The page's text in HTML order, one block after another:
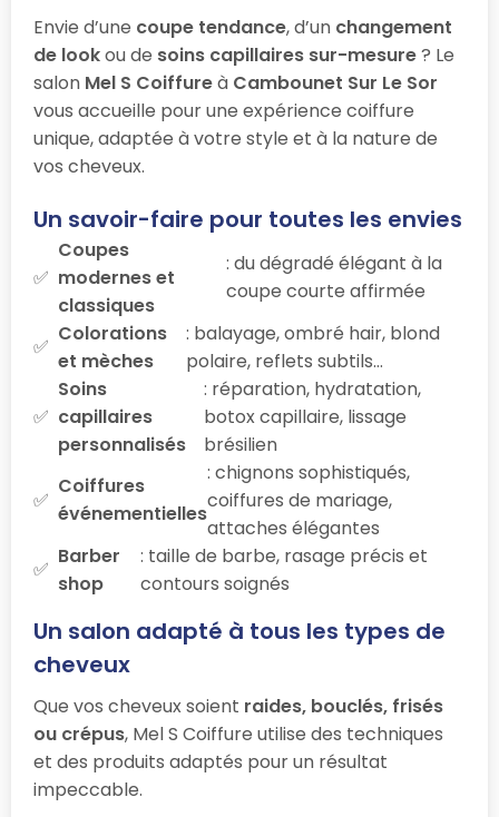
Envie d’une coupe tendance, d’un changement
de lookou de soins capillaires sur-mesure? Le
salon Mel S Coiffureà Cambounet Sur Le Sor
vous accueille pour une expérience coiffure
unique, adaptée à votre style et à la nature de
vos cheveux.
Un savoir-faire pour toutes les envies
Coupes
modernes et
classiques
: du dégradé élégant à la
coupe courte affirmée
Colorations
et mèches
: balayage, ombré hair, blond
polaire, reflets subtils…
Soins
capillaires
personnalisés
: réparation, hydratation,
botox capillaire, lissage
brésilien
Coiffures
événementielles
: chignons sophistiqués,
coiffures de mariage,
attaches élégantes
Barber
shop
: taille de barbe, rasage précis et
contours soignés
Un salon adapté à tous les types de
cheveux
Que vos cheveux soient raides, bouclés, frisés
ou crépus, Mel S Coiffure utilise des techniques
et des produits adaptés pour un résultat
impeccable.